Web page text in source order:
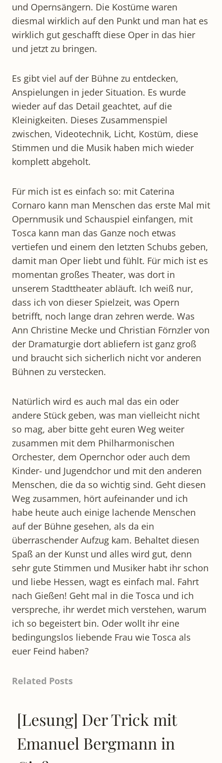
und Opernsängern. Die Kostüme waren
diesmal wirklich auf den Punkt und man hat es
wirklich gut geschafft diese Oper in das hier
und jetzt zu bringen.
Es gibt viel auf der Bühne zu entdecken,
Anspielungen in jeder Situation. Es wurde
wieder auf das Detail geachtet, auf die
Kleinigkeiten. Dieses Zusammenspiel
zwischen, Videotechnik, Licht, Kostüm, diese
Stimmen und die Musik haben mich wieder
komplett abgeholt.
Für mich ist es einfach so: mit Caterina
Cornaro kann man Menschen das erste Mal mit
Opernmusik und Schauspiel einfangen, mit
Tosca kann man das Ganze noch etwas
vertiefen und einem den letzten Schubs geben,
damit man Oper liebt und fühlt. Für mich ist es
momentan großes Theater, was dort in
unserem Stadttheater abläuft. Ich weiß nur,
dass ich von dieser Spielzeit, was Opern
betrifft, noch lange dran zehren werde. Was
Ann Christine Mecke und Christian Förnzler von
der Dramaturgie dort abliefern ist ganz groß
und braucht sich sicherlich nicht vor anderen
Bühnen zu verstecken.
Natürlich wird es auch mal das ein oder
andere Stück geben, was man vielleicht nicht
so mag, aber bitte geht euren Weg weiter
zusammen mit dem Philharmonischen
Orchester, dem Opernchor oder auch dem
Kinder- und Jugendchor und mit den anderen
Menschen, die da so wichtig sind. Geht diesen
Weg zusammen, hört aufeinander und ich
habe heute auch einige lachende Menschen
auf der Bühne gesehen, als da ein
überraschender Aufzug kam. Behaltet diesen
Spaß an der Kunst und alles wird gut, denn
sehr gute Stimmen und Musiker habt ihr schon
und liebe Hessen, wagt es einfach mal. Fahrt
nach Gießen! Geht mal in die Tosca und ich
verspreche, ihr werdet mich verstehen, warum
ich so begeistert bin. Oder wollt ihr eine
bedingungslos liebende Frau wie Tosca als
euer Feind haben?
Related Posts
[Lesung] Der Trick mit
Emanuel Bergmann in